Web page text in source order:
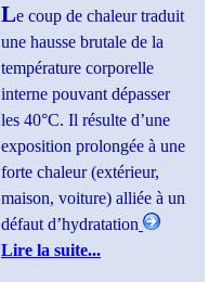
Le coup de chaleur traduit
une hausse brutale de la
température corporelle
interne pouvant dépasser
les 40°C. Il résulte d’une
exposition prolongée à une
forte chaleur (extérieur,
maison, voiture) alliée à un
défaut d’hydratation
Lire la suite...